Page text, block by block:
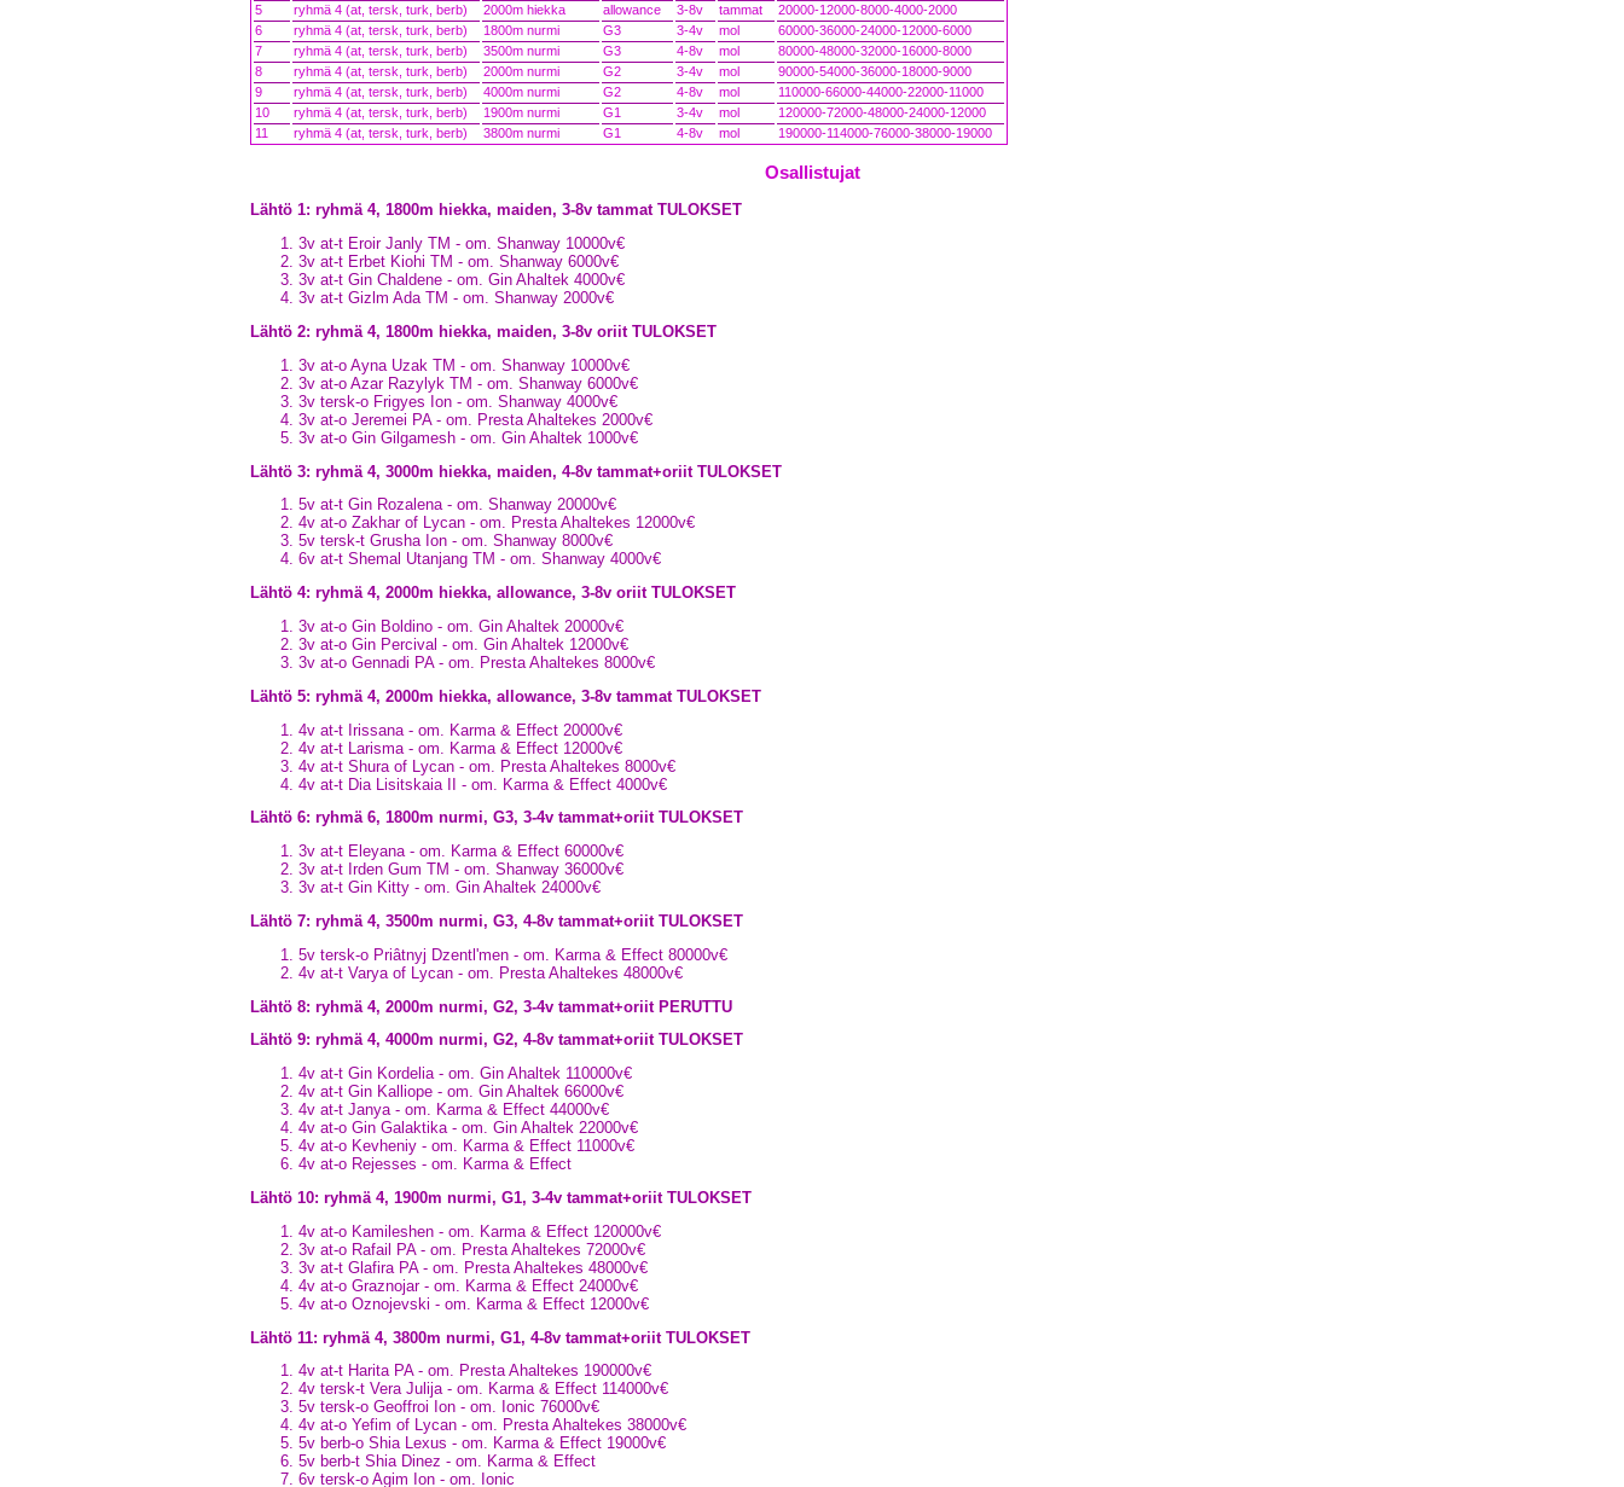
5
ryhmä 4 (at, tersk, turk, berb) 2000m hiekka allowance 3-8v tammat
20000-12000-8000-4000-2000
6
ryhmä 4 (at, tersk, turk, berb) 1800m nurmi G3 3-4v mol
60000-36000-24000-12000-6000
7
ryhmä 4 (at, tersk, turk, berb) 3500m nurmi G3 4-8v mol
80000-48000-32000-16000-8000
8
ryhmä 4 (at, tersk, turk, berb) 2000m nurmi G2 3-4v mol
90000-54000-36000-18000-9000
9
ryhmä 4 (at, tersk, turk, berb) 4000m nurmi G2 4-8v mol
110000-66000-44000-22000-11000
10
ryhmä 4 (at, tersk, turk, berb) 1900m nurmi G1 3-4v mol
120000-72000-48000-24000-12000
11
ryhmä 4 (at, tersk, turk, berb) 3800m nurmi G1 4-8v mol 190000-114000-76000-38000-19000
Osallistujat
Lähtö 1: ryhmä 4, 1800m hiekka, maiden, 3-8v tammat TULOKSET
3v at-t Eroir Janly TM - om. Shanway 10000v€
3v at-t Erbet Kiohi TM - om. Shanway 6000v€
3v at-t Gin Chaldene - om. Gin Ahaltek 4000v€
3v at-t Gizlm Ada TM - om. Shanway 2000v€
Lähtö 2: ryhmä 4, 1800m hiekka, maiden, 3-8v oriit TULOKSET
3v at-o Ayna Uzak TM - om. Shanway 10000v€
3v at-o Azar Razylyk TM - om. Shanway 6000v€
3v tersk-o Frigyes Ion - om. Shanway 4000v€
3v at-o Jeremei PA - om. Presta Ahaltekes 2000v€
3v at-o Gin Gilgamesh - om. Gin Ahaltek 1000v€
Lähtö 3: ryhmä 4, 3000m hiekka, maiden, 4-8v tammat+oriit TULOKSET
5v at-t Gin Rozalena - om. Shanway 20000v€
4v at-o Zakhar of Lycan - om. Presta Ahaltekes 12000v€
5v tersk-t Grusha Ion - om. Shanway 8000v€
6v at-t Shemal Utanjang TM - om. Shanway 4000v€
Lähtö 4: ryhmä 4, 2000m hiekka, allowance, 3-8v oriit TULOKSET
3v at-o Gin Boldino - om. Gin Ahaltek 20000v€
3v at-o Gin Percival - om. Gin Ahaltek 12000v€
3v at-o Gennadi PA - om. Presta Ahaltekes 8000v€
Lähtö 5: ryhmä 4, 2000m hiekka, allowance, 3-8v tammat TULOKSET
4v at-t Irissana - om. Karma & Effect 20000v€
4v at-t Larisma - om. Karma & Effect 12000v€
4v at-t Shura of Lycan - om. Presta Ahaltekes 8000v€
4v at-t Dia Lisitskaia II - om. Karma & Effect 4000v€
Lähtö 6: ryhmä 6, 1800m nurmi, G3, 3-4v tammat+oriit TULOKSET
3v at-t Eleyana - om. Karma & Effect 60000v€
3v at-t Irden Gum TM - om. Shanway 36000v€
3v at-t Gin Kitty - om. Gin Ahaltek 24000v€
Lähtö 7: ryhmä 4, 3500m nurmi, G3, 4-8v tammat+oriit TULOKSET
5v tersk-o Priâtnyj Dzentl'men - om. Karma & Effect 80000v€
4v at-t Varya of Lycan - om. Presta Ahaltekes 48000v€
Lähtö 8: ryhmä 4, 2000m nurmi, G2, 3-4v tammat+oriit PERUTTU
Lähtö 9: ryhmä 4, 4000m nurmi, G2, 4-8v tammat+oriit TULOKSET
4v at-t Gin Kordelia - om. Gin Ahaltek 110000v€
4v at-t Gin Kalliope - om. Gin Ahaltek 66000v€
4v at-t Janya - om. Karma & Effect 44000v€
4v at-o Gin Galaktika - om. Gin Ahaltek 22000v€
4v at-o Kevheniy - om. Karma & Effect 11000v€
4v at-o Rejesses - om. Karma & Effect
Lähtö 10: ryhmä 4, 1900m nurmi, G1, 3-4v tammat+oriit TULOKSET
4v at-o Kamileshen - om. Karma & Effect 120000v€
3v at-o Rafail PA - om. Presta Ahaltekes 72000v€
3v at-t Glafira PA - om. Presta Ahaltekes 48000v€
4v at-o Graznojar - om. Karma & Effect 24000v€
4v at-o Oznojevski - om. Karma & Effect 12000v€
Lähtö 11: ryhmä 4, 3800m nurmi, G1, 4-8v tammat+oriit TULOKSET
4v at-t Harita PA - om. Presta Ahaltekes 190000v€
4v tersk-t Vera Julija - om. Karma & Effect 114000v€
5v tersk-o Geoffroi Ion - om. Ionic 76000v€
4v at-o Yefim of Lycan - om. Presta Ahaltekes 38000v€
5v berb-o Shia Lexus - om. Karma & Effect 19000v€
5v berb-t Shia Dinez - om. Karma & Effect
6v tersk-o Agim Ion - om. Ionic